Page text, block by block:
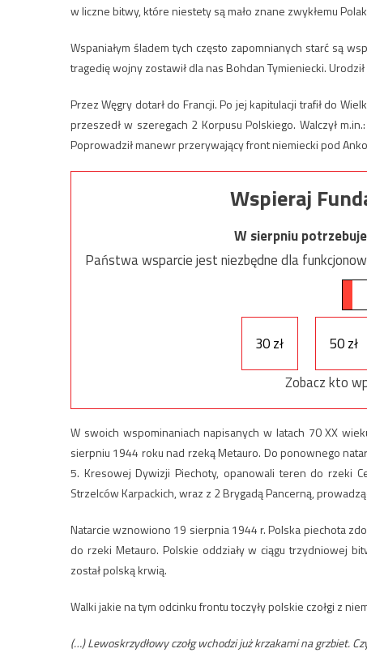
w liczne bitwy, które niestety są mało znane zwykłemu
Wspaniałym śladem tych często zapomnianych starć są
tragedię wojny zostawił dla nas Bohdan Tymieniecki.
Przez Węgry dotarł do Francji. Po jej kapitulacji trafił do
przeszedł w szeregach 2 Korpusu Polskiego. Walczył
Poprowadził manewr przerywający front niemiecki pod
Wspieraj
W sierpniu
Państwa wsparcie jest niezbędne dla
30 zł 50 zł
Zobacz kto
W swoich wspominaniach napisanych w latach 70 XX
sierpniu 1944 roku nad rzeką Metauro. Do ponownego
5. Kresowej Dywizji Piechoty, opanowali teren do rzeki
Strzelców Karpackich, wraz z 2 Brygadą Pancerną,
Natarcie wznowiono 19 sierpnia 1944 r. Polska piechota
do rzeki Metauro. Polskie oddziały w ciągu trzydniowej
został polską krwią.
Walki jakie na tym odcinku frontu toczyły polskie czołgi z
(…) Lewoskrzydłowy czołg wchodzi już krzakami na grzbiet.